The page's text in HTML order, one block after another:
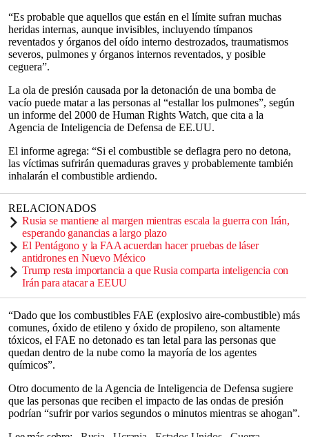
“Es probable que aquellos que están en el límite sufran muchas
heridas internas, aunque invisibles, incluyendo tímpanos
reventados y órganos del oído interno destrozados, traumatismos
severos, pulmones y órganos internos reventados, y posible
ceguera”.
La ola de presión causada por la detonación de una bomba de
vacío puede matar a las personas al “estallar los pulmones”, según
un informe del 2000 de Human Rights Watch, que cita a la
Agencia de Inteligencia de Defensa de EE.UU.
El informe agrega: “Si el combustible se deflagra pero no detona,
las víctimas sufrirán quemaduras graves y probablemente también
inhalarán el combustible ardiendo.
RELACIONADOS
Rusia se mantiene al margen mientras escala la guerra con Irán,
esperando ganancias a largo plazo
El Pentágono y la FAA acuerdan hacer pruebas de láser
antidrones en Nuevo México
Trump resta importancia a que Rusia comparta inteligencia con
Irán para atacar a EEUU
“Dado que los combustibles FAE (explosivo aire-combustible) más
comunes, óxido de etileno y óxido de propileno, son altamente
tóxicos, el FAE no detonado es tan letal para las personas que
quedan dentro de la nube como la mayoría de los agentes
químicos”.
Otro documento de la Agencia de Inteligencia de Defensa sugiere
que las personas que reciben el impacto de las ondas de presión
podrían “sufrir por varios segundos o minutos mientras se ahogan”.